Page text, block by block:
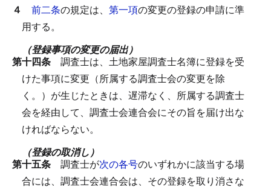
４ 前二条の規定は、 第一項の変更の登録の申請に準
用する。
（登録事項の変更の届出）
第十四条 調査士は、土地家屋調査士名簿に登録を受
けた事項に変更（所属する調査士会の変更を除
く。）が生じたときは、遅滞なく、所属する調査士
会を経由して、調査士会連合会にその旨を届け出な
ければならない。
（登録の取消し）
第十五条 調査士が次の各号のいずれかに該当する場
合には、調査士会連合会は、その登録を取り消さな